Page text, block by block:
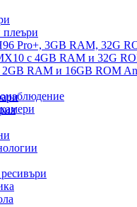
Pro+, 3GB RAM, 32G
с 4GB RAM и 32G
RAM и 16GВ ROM